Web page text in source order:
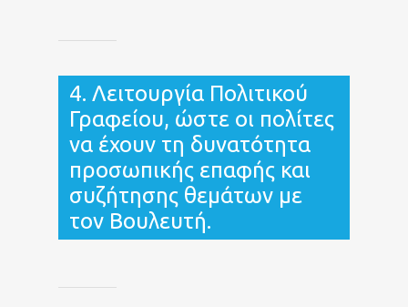
4. Λειτουργία Πολιτικού
Γραφείου, ώστε οι πολίτες
να έχουν τη δυνατότητα
προσωπικής επαφής και
συζήτησης θεμάτων με
τον Βουλευτή.